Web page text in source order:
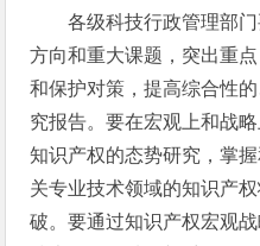
各级科技行政管理部门
方向和重大课题，突出重
和保护对策，提高综合性
究报告。要在宏观上和战
知识产权的态势研究，掌
关专业技术领域的知识产
破。要通过知识产权宏观